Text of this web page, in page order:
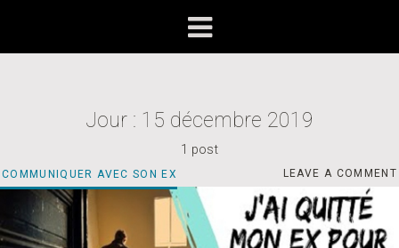
Jour : 15 décembre 2019
1 post
CATEGORIES
COMMUNIQUER AVEC SON EX LEAVE A COMMENT